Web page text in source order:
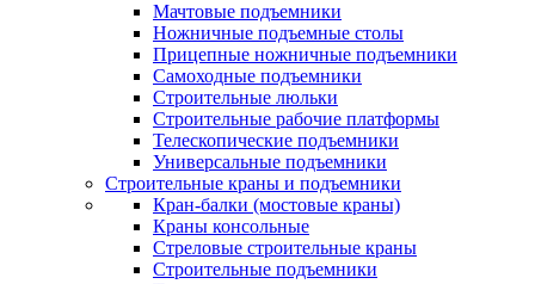
Мачтовые подъемники
Ножничные подъемные столы
Прицепные ножничные подъемники
Самоходные подъемники
Строительные люльки
Строительные рабочие платформы
Телескопические подъемники
Универсальные подъемники
Строительные краны и подъемники
Кран-балки (мостовые краны)
Краны консольные
Стреловые строительные краны
Строительные подъемники